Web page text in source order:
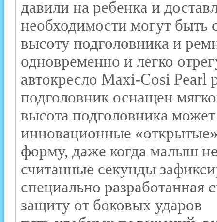
давили на ребенка и
необходимости могут быть
высоту подголовника и
одновременно и легко
автокресло Maxi-Cosi Pearl
подголовник оснащен
высота подголовника
инновационные
форму, даже когда малыш
считанные секунды
специально разработанная
защиту от боковых ударов